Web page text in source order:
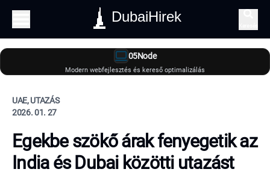
DubaiHirek
05Node
Modern webfejlesztés és kereső optimalizálás
UAE, UTAZÁS
2026. 01. 27
Egekbe szökő árak fenyegetik az
India és Dubai közötti utazást